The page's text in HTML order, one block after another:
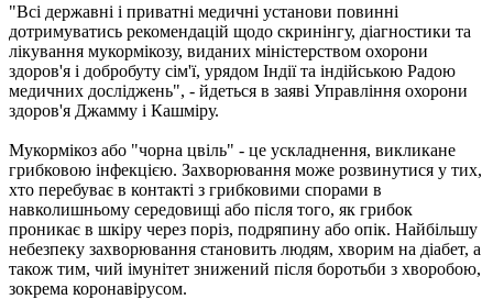
"Всі державні і приватні медичні установи повинні
дотримуватись рекомендацій щодо скринінгу, діагностики та
лікування мукормікозу, виданих міністерством охорони
здоров'я і добробуту сім'ї, урядом Індії та індійською Радою
медичних досліджень", - йдеться в заяві Управління охорони
здоров'я Джамму і Кашміру.
Мукормікоз або "чорна цвіль" - це ускладнення, викликане
грибковою інфекцією. Захворювання може розвинутися у тих,
хто перебуває в контакті з грибковими спорами в
навколишньому середовищі або після того, як грибок
проникає в шкіру через поріз, подряпину або опік. Найбільшу
небезпеку захворювання становить людям, хворим на діабет, а
також тим, чий імунітет знижений після боротьби з хворобою,
зокрема коронавірусом.